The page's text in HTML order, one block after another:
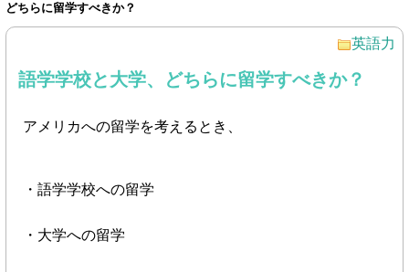
どちらに留学すべきか？
英語力
語学学校と大学、どちらに留学すべきか？
アメリカへの留学を考えるとき、
・語学学校への留学
・大学への留学